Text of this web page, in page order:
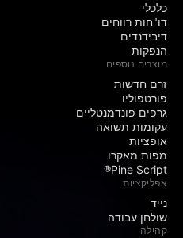
כלכלי
דו"חות רווחים
דיבידנדים
הנפקות
מוצרים נוספים
זרם חדשות
פורטפוליו
גרפים פונדמנטליים
עקומות תשואה
אופציות
מפות מאקרו
Pine Script®
אפליקציות
נייד
שולחן עבודה
קהילה